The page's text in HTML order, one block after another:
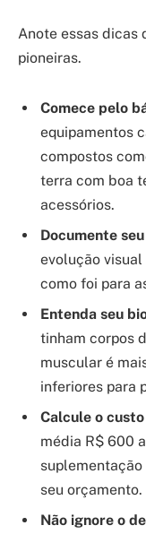
Anote essas dicas
pioneiras.
Comece pelo
equipamentos
compostos
terra com boa
acessórios.
Documente
evolução
como foi para
Entenda seu
tinham corpos
muscular é
inferiores para
Calcule o
média R$ 600
seu orçamento.
Não ignore o